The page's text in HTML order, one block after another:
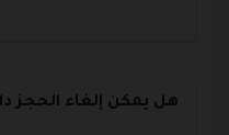
هل يمكن إلغاء الحجز